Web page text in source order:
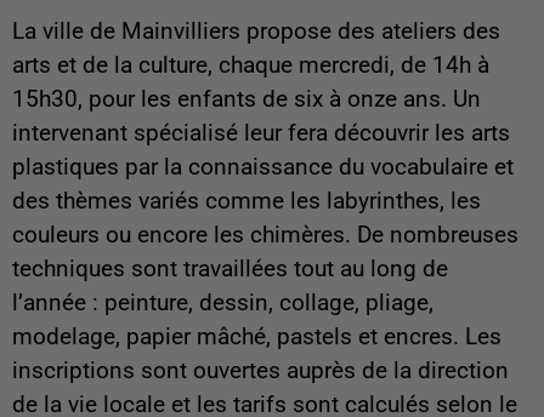
La ville de Mainvilliers propose des ateliers des
arts et de la culture, chaque mercredi, de 14h à
15h30, pour les enfants de six à onze ans. Un
intervenant spécialisé leur fera découvrir les arts
plastiques par la connaissance du vocabulaire et
des thèmes variés comme les labyrinthes, les
couleurs ou encore les chimères. De nombreuses
techniques sont travaillées tout au long de
l’année : peinture, dessin, collage, pliage,
modelage, papier mâché, pastels et encres. Les
inscriptions sont ouvertes auprès de la direction
de la vie locale et les tarifs sont calculés selon le